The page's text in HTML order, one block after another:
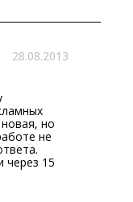
28.08.2013
но
не
через 15